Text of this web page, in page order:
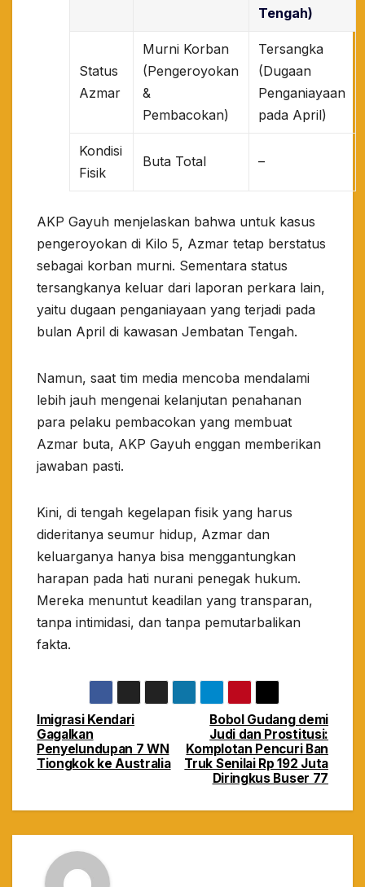
Tengah)
Status
Azmar
Murni Korban
(Pengeroyokan
&
Pembacokan)
Tersangka
(Dugaan
Penganiayaan
pada April)
Kondisi
Fisik
Buta Total –
AKP Gayuh menjelaskan bahwa untuk kasus
pengeroyokan di Kilo 5, Azmar tetap berstatus
sebagai korban murni. Sementara status
tersangkanya keluar dari laporan perkara lain,
yaitu dugaan penganiayaan yang terjadi pada
bulan April di kawasan Jembatan Tengah.
​Namun, saat tim media mencoba mendalami
lebih jauh mengenai kelanjutan penahanan
para pelaku pembacokan yang membuat
Azmar buta, AKP Gayuh enggan memberikan
jawaban pasti.
​Kini, di tengah kegelapan fisik yang harus
dideritanya seumur hidup, Azmar dan
keluarganya hanya bisa menggantungkan
harapan pada hati nurani penegak hukum.
Mereka menuntut keadilan yang transparan,
tanpa intimidasi, dan tanpa pemutarbalikan
fakta.
Navigasi
pos
Bobol Gudang demi
Judi dan Prostitusi:
Komplotan Pencuri Ban
Truk Senilai Rp 192 Juta
Diringkus Buser 77
Imigrasi Kendari
Gagalkan
Penyelundupan 7 WN
Tiongkok ke Australia